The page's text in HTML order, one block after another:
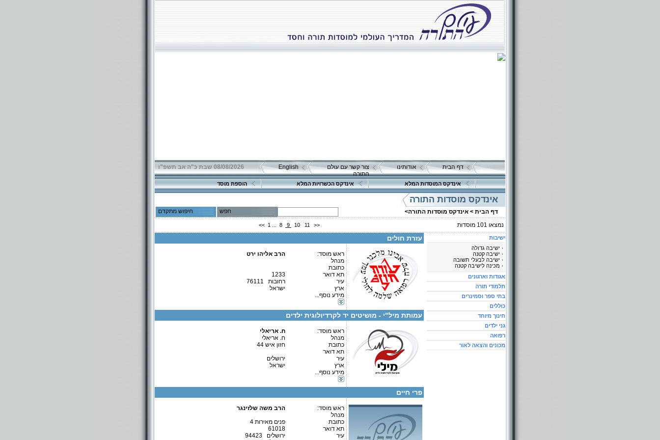
דף הבית אודותינו
צור קשר עם עולם
התורה
English 08/08/2026 שבת כ"ה אב תשפ"ו
אינדקס המוסדות המלא אינדקס הכשרויות המלא הוספת מוסד
אינדקס מוסדות התורה
דף הבית > אינדקס מוסדות התורה> חפש
חיפוש מתקדם
נמצאו 101 מוסדות << 1 8 9 10 11 >>
עזרת חולים
ראש מוסד:
הרב אליהו ירט
מנהל
כתובת
תא דואר
1233
עיר
רחובות 76111
ארץ
ישראל
מידע נוסף...
פרטים נוספים:
טלפון 1:
פקס
קטגוריות:
אגודות וארגונים-רפואה
עמותת מיל"י - מושיטים יד לקרדיולוגית ילדים
ראש מוסד:
ח. אריאלי
מנהל
ח. אריאלי
כתובת
חזון איש 44
תא דואר
עיר
ירושלים
ארץ
ישראל
מידע נוסף...
טלפון 1:
טלפון 2:
פקס
איש קשר:
.
פרי חיים
ראש מוסד:
הרב משה שלזינגר
מנהל
כתובת
פנים מאירות 4
תא דואר
61018
עיר
ירושלים 94423
טלפון 1:
טלפון 2:
איש קשר:
ישיבות
ישיבה גדולה
ישיבה קטנה
ישיבה לבעלי תשובה
מכינה לישיבה קטנה
אגודות וארגונים
תלמודי תורה
בתי ספר וסמינרים
כוללים
חינוך מיוחד
גני ילדים
רפואה
מכונים והצאה לאור